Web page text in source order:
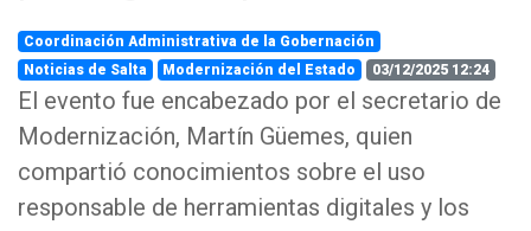
Coordinación Administrativa de la Gobernación
Noticias de Salta
Modernización del Estado 03/12/2025 12:24
El evento fue encabezado por el secretario de
Modernización, Martín Güemes, quien
compartió conocimientos sobre el uso
responsable de herramientas digitales y los